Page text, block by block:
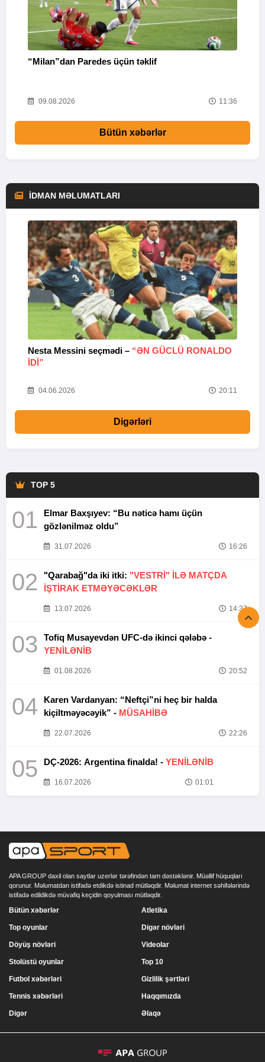
“Milan”dan Paredes üçün təklif
09.08.2026 11:36
Bütün xəbərlər
İDMAN MƏLUMATLARI
Nesta Messini seçmədi – “ƏN GÜCLÜ RONALDO
IDI”
04.06.2026 20:11
Digərləri
TOP 5
01
Elmar Baxşıyev: “Bu nəticə hamı üçün
gözlənilməz oldu”
31.07.2026 16:26
02 "Qarabağ"da iki itki: "VESTRİ" İLƏ MATÇDA
İŞTİRAK ETMƏYƏCƏKLƏR
13.07.2026 14:37
03
Tofiq Musayevdən UFC-də ikinci qələbə -
YENİLƏNİB
01.08.2026 20:52
04
Karen Vardanyan: “Neftçi”ni heç bir halda
kiçiltməyəcəyik” - MÜSAHİBƏ
22.07.2026 22:26
05 DÇ-2026: Argentina finalda! - YENİLƏNİB
16.07.2026 01:01
APA GROUP daxil olan saytlar uzerlər tərəfindən tam dəstəklənir. Müəllif hüquqları
qorunur. Məlumatdan istifadə etdikdə istinad mütləqdir. Məlumat internet səhifələrində
istifadə edildikdə müvafiq keçidin qoyulması mütləqdir.
Bütün xəbərlər
Top oyunlar
Döyüş növləri
Stolüstü oyunlar
Atletika
Digər növləri
Videolar
Top 10
Futbol xəbərləri
Tennis xəbərləri
Digər
Gizlilik şərtləri
Haqqımızda
Əlaqə